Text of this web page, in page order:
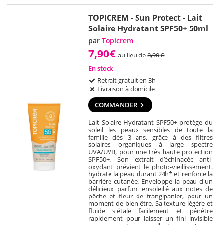
TOPICREM - Sun Protect - Lait
Solaire Hydratant SPF50+ 50ml
parTopicrem
7,90€ au lieu de8,90€
En stock
Retrait gratuit en 3h
Livraison à domicile
COMMANDER
Lait Solaire Hydratant SPF50+ protège du
soleil les peaux sensibles de toute la
famille dès 3 ans, grâce à des filtres
solaires organiques à large spectre
UVA/UVB, pour une très haute protection
SPF50+. Son extrait d’échinacée anti-
oxydant prévient le photo-vieillissement,
hydrate la peau durant 24h* et renforce la
barrière cutanée. Enveloppe la peau d'un
délicieux parfum ensoleillé aux notes de
pêche et fleur de frangipanier, pour un
moment de bien-être. Sa texture légère et
fluide s'étale facilement et pénètre
rapidement pour laisser un fini invisible